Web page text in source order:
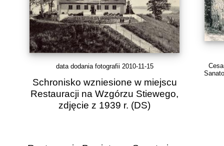
data dodania fotografii 2010-11-15
Schronisko wzniesione w miejscu
Restauracji na Wzgórzu Stiewego,
zdjęcie z 1939 r. (DS)